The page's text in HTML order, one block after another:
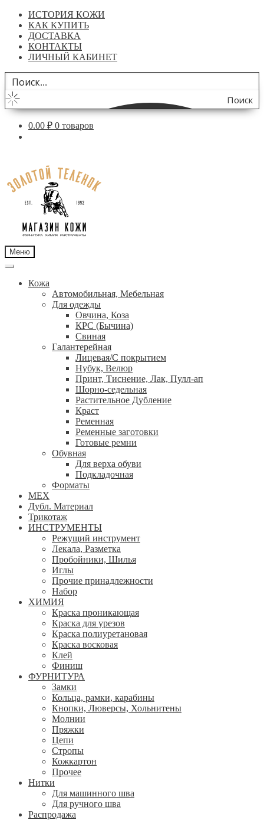
ИСТОРИЯ КОЖИ
КАК КУПИТЬ
ДОСТАВКА
КОНТАКТЫ
ЛИЧНЫЙ КАБИНЕТ
Поиск
по
0.00 ₽ 0 товаров
навигации
содержимому
Меню
Кожа
Автомобильная, Мебельная
Для одежды
Овчина, Коза
КРС (Бычина)
Свиная
Галантерейная
Лицевая/С покрытием
Нубук, Велюр
Принт, Тиснение, Лак, Пулл-ап
Шорно-седельная
Растительное Дубление
Краст
Ременная
Ременные заготовки
Готовые ремни
Обувная
Для верха обуви
Подкладочная
Форматы
МЕХ
Дубл. Материал
Трикотаж
ИНСТРУМЕНТЫ
Режущий инструмент
Лекала, Разметка
Пробойники, Шилья
Иглы
Прочие принадлежности
Набор
ХИМИЯ
Краска проникающая
Краска для урезов
Краска полиуретановая
Краска восковая
Клей
Финиш
ФУРНИТУРА
Замки
Кольца, рамки, карабины
Кнопки, Люверсы, Хольнитены
Молнии
Пряжки
Цепи
Стропы
Кожкартон
Прочее
Нитки
Для машинного шва
Для ручного шва
Распродажа